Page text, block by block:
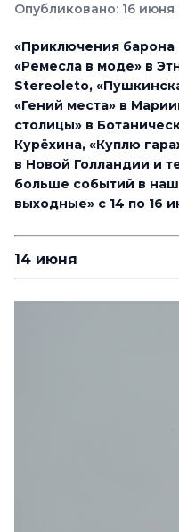
Опубликовано: 16 июня
«Приключения
«Ремесла в моде» в
Stereoleto,
«Гений места» в
столицы» в
Курёхина, «Куплю
в Новой Голландии и
больше событий в
выходные» с 14 по 16
14 июня